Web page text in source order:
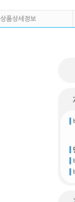
상품상세정보